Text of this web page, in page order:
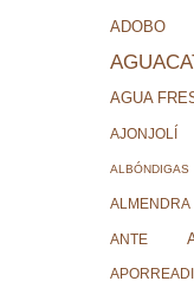
ADOBO
AGUA
AJONJOLÍ
ALBÓNDIGAS
ALMENDRA
ANTE